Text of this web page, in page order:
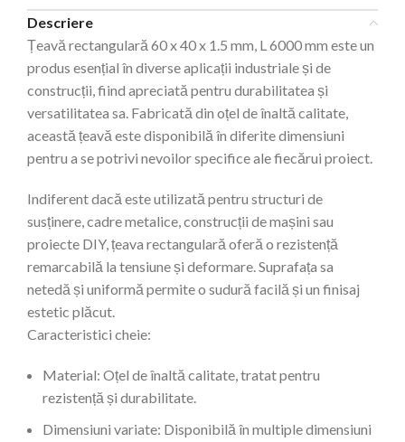
Descriere
Țeavă rectangulară 60 x 40 x 1.5 mm, L 6000 mm este un
produs esențial în diverse aplicații industriale și de
construcții, fiind apreciată pentru durabilitatea și
versatilitatea sa. Fabricată din oțel de înaltă calitate,
această țeavă este disponibilă în diferite dimensiuni
pentru a se potrivi nevoilor specifice ale fiecărui proiect.
Indiferent dacă este utilizată pentru structuri de
susținere, cadre metalice, construcții de mașini sau
proiecte DIY, țeava rectangulară oferă o rezistență
remarcabilă la tensiune și deformare. Suprafața sa
netedă și uniformă permite o sudură facilă și un finisaj
estetic plăcut.
Caracteristici cheie:
Material: Oțel de înaltă calitate, tratat pentru
rezistență și durabilitate.
Dimensiuni variate: Disponibilă în multiple dimensiuni